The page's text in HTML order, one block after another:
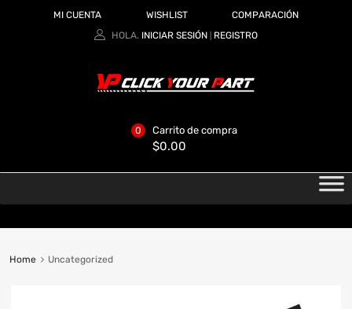
MI CUENTA WISHLIST
COMPARACIÓN
HOLA. INICIAR SESIÓN REGISTRO
Carrito de compra
$0.00
0
Home Uncategorized